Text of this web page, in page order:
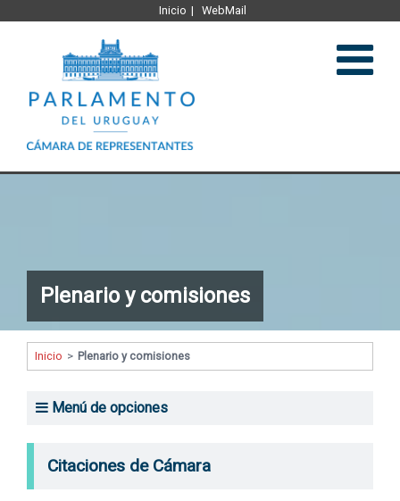
Inicio WebMail
Plenario y comisiones
Plenario y comisiones
Inicio > Plenario y comisiones
Menú de opciones
Citaciones de Cámara